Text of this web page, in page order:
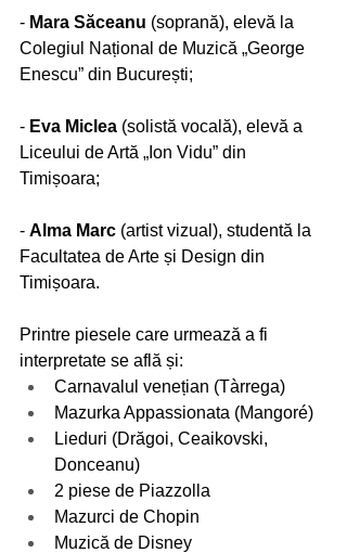
- Mara Săceanu (soprană), elevă la
Colegiul Național de Muzică „George
Enescu” din București;
- Eva Miclea (solistă vocală), elevă a
Liceului de Artă „Ion Vidu” din
Timișoara;
- Alma Marc (artist vizual), studentă la
Facultatea de Arte și Design din
Timișoara.
Printre piesele care urmează a fi
interpretate se află și:
Carnavalul venețian (Tàrrega)
Mazurka Appassionata (Mangoré)
Lieduri (Drăgoi, Ceaikovski,
Donceanu)
2 piese de Piazzolla
Mazurci de Chopin
Muzică de Disney